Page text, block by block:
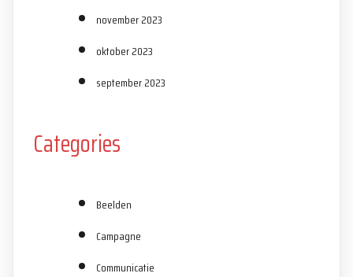
november 2023
oktober 2023
september 2023
Categories
Beelden
Campagne
Communicatie